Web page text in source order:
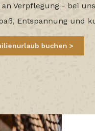
Verpflegung - bei
Entspannung und
buchen